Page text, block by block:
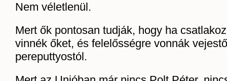
Nem véletlenül.
Mert ők pontosan tudják, hogy ha
vinnék őket, és felelősségre vonnák
pereputtyostól.